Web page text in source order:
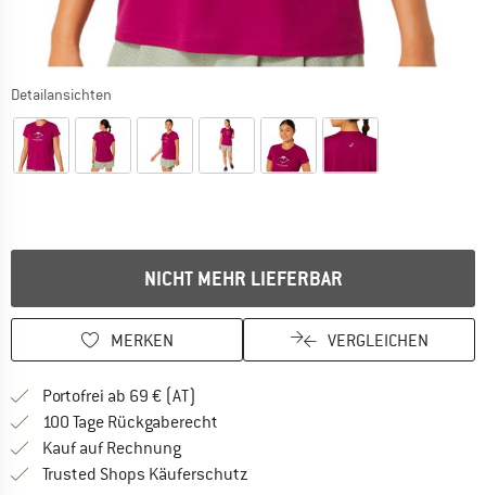
Detailansichten
NICHT MEHR LIEFERBAR
MERKEN VERGLEICHEN
Portofrei ab 69 € (AT)
100 Tage Rückgaberecht
Kauf auf RechnungFinde die Zahlungs-Infos hier! Öffnet
Trusted Shops Käuferschutz